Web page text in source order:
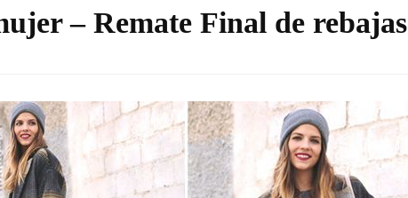
– Remate Final de rebajas